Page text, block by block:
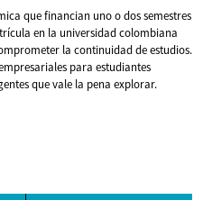
que financian uno o dos semestres
en la universidad colombiana
la continuidad de estudios.
para estudiantes
que vale la pena explorar.